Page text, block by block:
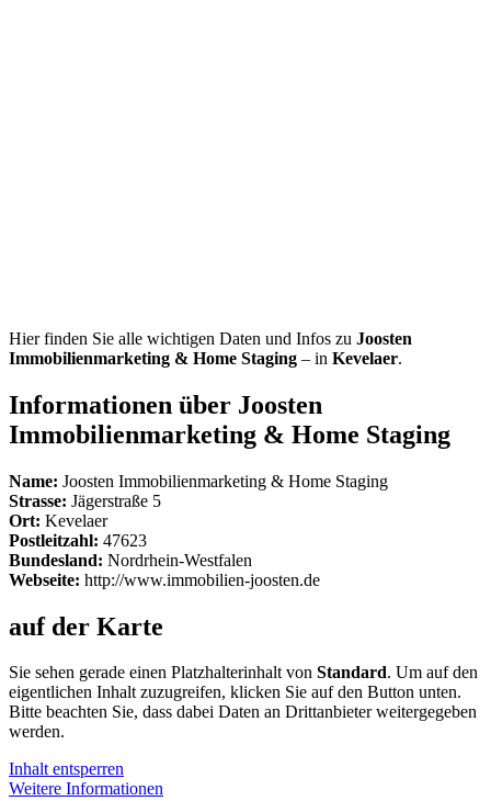
Hier finden Sie alle wichtigen Daten und Infos zu Joosten
Immobilienmarketing & Home Staging – in Kevelaer.
Informationen über Joosten
Immobilienmarketing & Home Staging
Name: Joosten Immobilienmarketing & Home Staging
Strasse: Jägerstraße 5
Ort: Kevelaer
Postleitzahl: 47623
Bundesland: Nordrhein-Westfalen
Webseite: http://www.immobilien-joosten.de
auf der Karte
Sie sehen gerade einen Platzhalterinhalt von Standard. Um auf den
eigentlichen Inhalt zuzugreifen, klicken Sie auf den Button unten.
Bitte beachten Sie, dass dabei Daten an Drittanbieter weitergegeben
werden.
Inhalt entsperren
Weitere Informationen